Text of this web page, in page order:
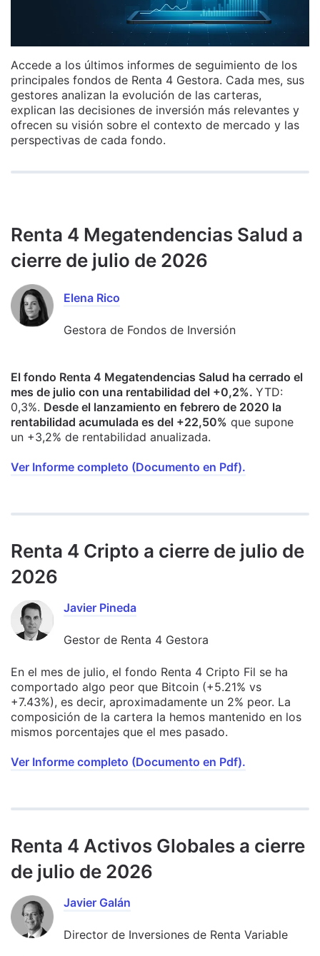
Accede a los últimos informes de seguimiento de los
principales fondos de Renta 4 Gestora. Cada mes, sus
gestores analizan la evolución de las carteras,
explican las decisiones de inversión más relevantes y
ofrecen su visión sobre el contexto de mercado y las
perspectivas de cada fondo.
Renta 4 Megatendencias Salud a
cierre de julio de 2026
Elena Rico
Gestora de Fondos de Inversión
El fondo Renta 4 Megatendencias Salud ha cerrado el
mes de julio con una rentabilidad del +0,2%. YTD:
0,3%. Desde el lanzamiento en febrero de 2020 la
rentabilidad acumulada es del +22,50% que supone
un +3,2% de rentabilidad anualizada.
Ver Informe completo (Documento en Pdf).
Renta 4 Cripto a cierre de julio de
2026
Javier Pineda
Gestor de Renta 4 Gestora
En el mes de julio, el fondo Renta 4 Cripto Fil se ha
comportado algo peor que Bitcoin (+5.21% vs
+7.43%), es decir, aproximadamente un 2% peor. La
composición de la cartera la hemos mantenido en los
mismos porcentajes que el mes pasado.
Ver Informe completo (Documento en Pdf).
Renta 4 Activos Globales a cierre
de julio de 2026
Javier Galán
Director de Inversiones de Renta Variable